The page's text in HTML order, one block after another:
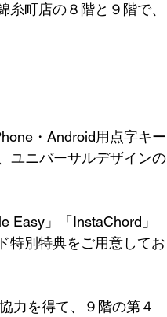
町店の８階と９階で、
・Android用点字キー
ユニバーサルデザインの
Easy」「InstaChord」
特別特典をご用意してお
力を得て、９階の第４